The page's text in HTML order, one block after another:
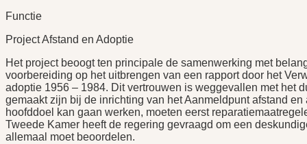
Functie
Project Afstand en Adoptie
Het project beoogt ten principale de samenwerking met
voorbereiding op het uitbrengen van een rapport door het
adoptie 1956 – 1984. Dit vertrouwen is weggevallen met het
gemaakt zijn bij de inrichting van het Aanmeldpunt afstand
hoofddoel kan gaan werken, moeten eerst
Tweede Kamer heeft de regering gevraagd om een
allemaal moet beoordelen.